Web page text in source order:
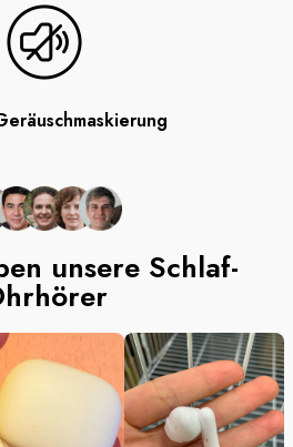
unsere Schlaf-